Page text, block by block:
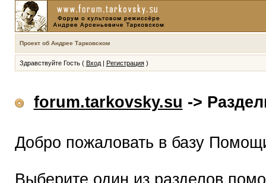
Проект об Андрее Тарковском
Здравствуйте Гость ( Вход| Регистрация)
forum.tarkovsky.su ->
Добро пожаловать в базу
Выберите один из разделов